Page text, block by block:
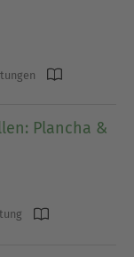
Plancha &